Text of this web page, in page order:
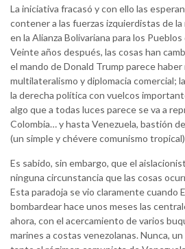
La iniciativa fracasó y con ello las
contener a las fuerzas izquierdistas de
en la Alianza Bolivariana para los
Veinte años después, las cosas han
el mando de Donald Trump parece haber
multilateralismo y diplomacia comercial;
la derecha política con vuelcos
algo que a todas luces parece se va a
Colombia… y hasta Venezuela, bastión
(un simple y chévere comunismo
Es sabido, sin embargo, que el
ninguna circunstancia que las cosas
Esta paradoja se vio claramente cuando
bombardear hace unos meses las
ahora, con el acercamiento de varios
marines a costas venezolanas. Nunca,